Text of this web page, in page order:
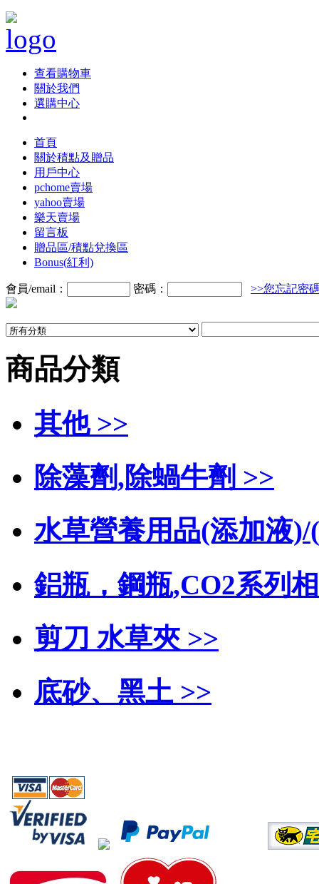
查看購物車
關於我們
選購中心
首頁
關於積點及贈品
用戶中心
pchome賣場
yahoo賣場
樂天賣場
留言板
贈品區/積點兌換區
Bonus(紅利)
會員/email： 密碼： >>您忘記密
商品分類
其他 >>
除藻劑,除蝸牛劑 >>
水草營養用品(添加液)/
鋁瓶，鋼瓶,CO2系列
剪刀 水草夾 >>
底砂、黑土 >>